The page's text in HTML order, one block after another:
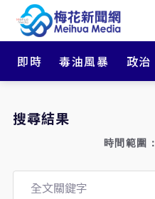
即時 毒油風暴 政治
搜尋結果
時間範圍：